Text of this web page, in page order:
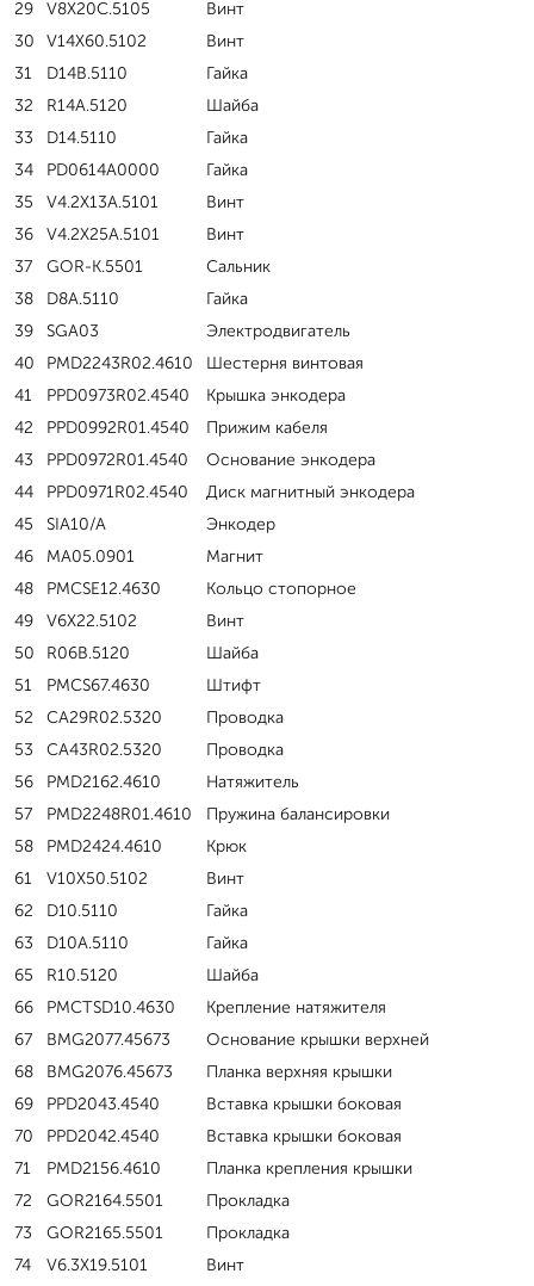
29 V8X20C.5105
Винт
30
V14X60.5102
Винт
31
D14B.5110
Гайка
32
R14A.5120
Шайба
33
D14.5110
Гайка
34
PD0614A0000
Гайка
35
V4.2X13A.5101
Винт
36
V4.2X25A.5101
Винт
37
GOR-K.5501
Сальник
38
D8A.5110
Гайка
39
SGA03
Электродвигатель
40
PMD2243R02.4610
Шестерня винтовая
41
PPD0973R02.4540
Крышка энкодера
42
PPD0992R01.4540
Прижим кабеля
43
PPD0972R01.4540
Основание энкодера
44
PPD0971R02.4540
Диск магнитный энкодера
45
SIA10/A
Энкодер
46
MA05.0901
Магнит
48
PMCSE12.4630
Кольцо стопорное
49
V6X22.5102
Винт
50
R06B.5120
Шайба
51
PMCS67.4630
Штифт
52
CA29R02.5320
Проводка
53
CA43R02.5320
Проводка
56
PMD2162.4610
Натяжитель
57
PMD2248R01.4610
Пружина балансировки
58
PMD2424.4610
Крюк
61
V10X50.5102
Винт
62
D10.5110
Гайка
63
D10A.5110
Гайка
65
R10.5120
Шайба
66
PMCTSD10.4630
Крепление натяжителя
67
BMG2077.45673
Основание крышки верхней
68
BMG2076.45673
Планка верхняя крышки
69
PPD2043.4540
Вставка крышки боковая
70
PPD2042.4540
Вставка крышки боковая
71
PMD2156.4610
Планка крепления крышки
72
GOR2164.5501
Прокладка
73
GOR2165.5501
Прокладка
74
V6.3X19.5101
Винт